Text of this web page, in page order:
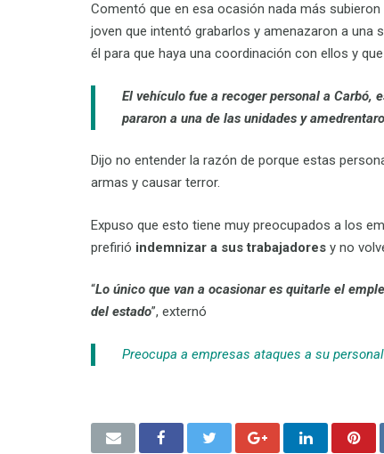
Comentó que en esa ocasión nada más
joven que intentó grabarlos y amenazaron a una
él para que haya una coordinación con ellos y
El vehículo fue a recoger personal a Carbó,
pararon a una de las unidades y
Dijo no entender la razón de porque estas
armas y causar terror.
Expuso que esto tiene muy preocupados a los
prefirió indemnizar a sus trabajadores y no
“Lo único que van a ocasionar es quitarle el
del estado”, externó
Preocupa a empresas ataques a su personal